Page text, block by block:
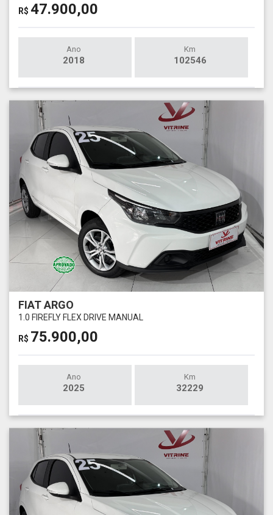
R$ 47.900,00
Ano
2018
Km
102546
FIAT ARGO
1.0 FIREFLY FLEX DRIVE MANUAL
R$ 75.900,00
Ano
2025
Km
32229